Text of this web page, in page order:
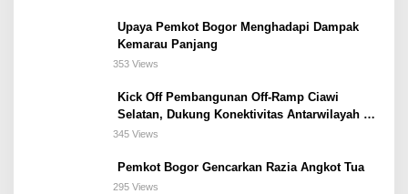
Upaya Pemkot Bogor Menghadapi Dampak
Kemarau Panjang
353 Views
Kick Off Pembangunan Off-Ramp Ciawi
Selatan, Dukung Konektivitas Antarwilayah di
Bogor Selatan
345 Views
Pemkot Bogor Gencarkan Razia Angkot Tua
295 Views